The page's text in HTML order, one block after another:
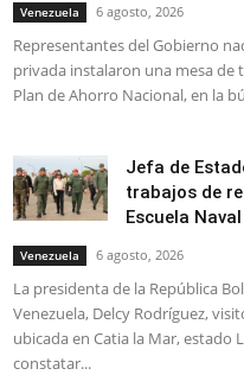
Venezuela 6 agosto, 2026
Representantes del Gobierno
privada instalaron una mesa de
Plan de Ahorro Nacional, en la
Jefa de
trabajos de
Escuela
Venezuela 6 agosto, 2026
La presidenta de la República
Venezuela, Delcy Rodríguez,
ubicada en Catia la Mar, estado
constatar...